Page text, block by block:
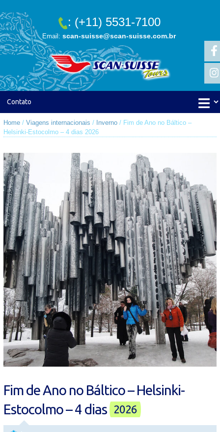
: (+11) 5531-7100
Email: scan-suisse@scan-suisse.com.br
Home/ Viagens internacionais / Inverno/ Fim de Ano no Báltico –
Helsinki-Estocolmo – 4 dias 2026
Fim de Ano no Báltico – Helsinki-
Estocolmo – 4 dias 2026